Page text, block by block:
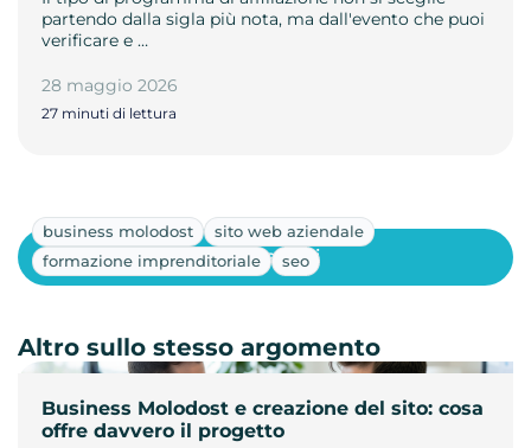
partendo dalla sigla più nota, ma dall'evento che puoi
verificare e …
28 maggio 2026
27 minuti di lettura
business molodost
sito web aziendale
formazione imprenditoriale
seo
Business Molodost e creazione del sito: cosa
offre davvero il progetto
Mostra altri
Altro sullo stesso argomento